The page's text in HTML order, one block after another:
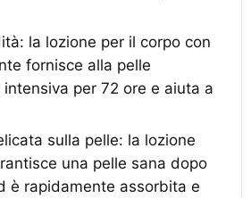
la lozione per il corpo con
fornisce alla pelle
per 72 ore e aiuta a
sulla pelle: la lozione
una pelle sana dopo
è rapidamente assorbita e